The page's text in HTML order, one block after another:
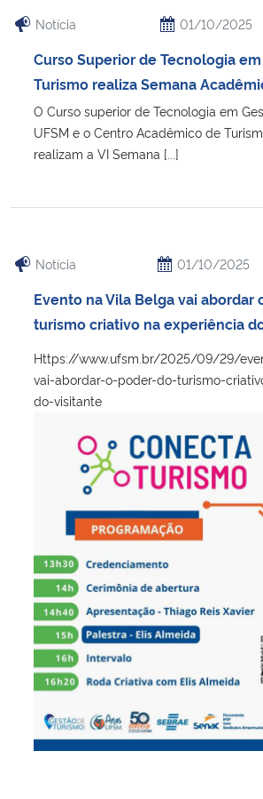
Ministério do Desenvolvimento Regional
Controladoria-Geral da União
Gabinete de Segurança Institucional
Advocacia-Geral da União
Notícia 01/10/2025
Curso Superior de Tecnologia
Turismo realiza Semana
O Curso superior de Tecnologia em
UFSM e o Centro Acadêmico de
realizam a VI Semana [...]
Notícia 01/10/2025
Evento na Vila Belga vai abordar
turismo criativo na experiência
Https://www.ufsm.br/2025/09/29/
vai-abordar-o-poder-do-turismo-
do-visitante